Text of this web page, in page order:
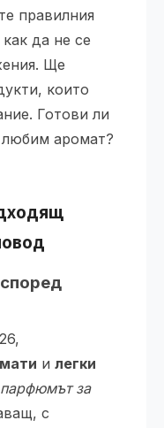
правилния
да не се
Ще
които
Готови ли
любим аромат?
и легки
парфюмът за
с